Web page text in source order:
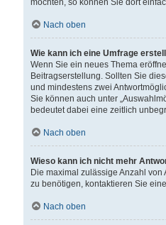
möchten, so können Sie dort
Nach oben
Wie kann ich eine Umfrage
Wenn Sie ein neues Thema
Beitragserstellung. Sollten Sie
und mindestens zwei
Sie können auch unter
bedeutet dabei eine zeitlich
Nach oben
Wieso kann ich nicht mehr
Die maximal zulässige Anzahl
zu benötigen, kontaktieren Sie
Nach oben